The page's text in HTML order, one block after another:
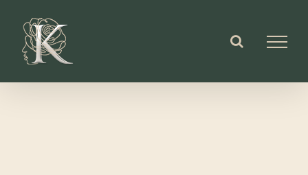
contenu